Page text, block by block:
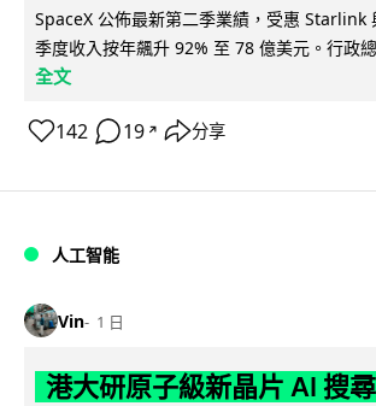
SpaceX 公佈最新第二季業績，受惠 Starlink
季度收入按年飆升 92% 至 78 億美元。行政
全文
142 19 ↗ 分享
人工智能
Vin 1 日
港大研原子級新晶片 AI 搜